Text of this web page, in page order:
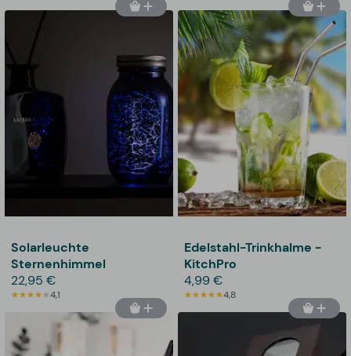
Solarleuchte
Sternenhimmel
22,95 €
4,1
Edelstahl-Trinkhalme -
KitchPro
4,99 €
4,8